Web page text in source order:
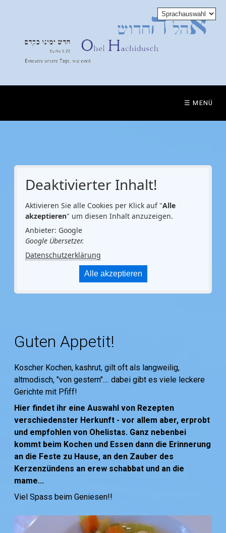
☰ MENÜ
Deaktivierter Inhalt!
Aktivieren Sie alle Cookies per Klick auf "Alle
akzeptieren" um diesen Inhalt anzuzeigen.
Anbieter: Google
Google Übersetzer.
Datenschutzerklärung
Alle akzeptieren
Guten Appetit!
Koscher Kochen, kashrut, gilt oft als langweilig,
altmodisch, "von gestern".... dabei gibt es viele leckere
Gerichte mit Pfiff!
Hier findet ihr eine Auswahl von Rezepten
verschiedenster Herkunft - vor allem aber, erprobt
und empfohlen von Ohelistas. Ganz nebenbei
kommt beim Kochen und Essen dann die Erinnerung
an die Feste zu Hause, an den Zauber des
Kerzenzündens an erew schabbat und an die
mame...
Viel Spass beim Geniesen!!